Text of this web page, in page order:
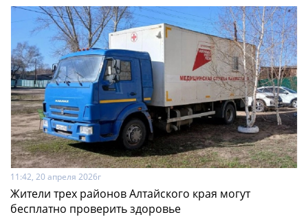
11:42, 20 апреля 2026г
Жители трех районов Алтайского края могут
бесплатно проверить здоровье